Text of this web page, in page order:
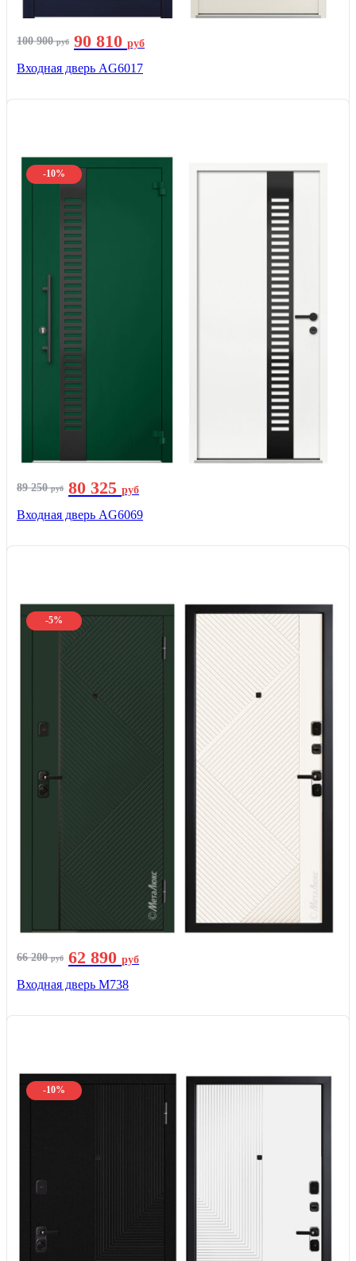
100 900руб 90 810 руб
Входная дверь AG6017
-10%
89 250руб 80 325 руб
Входная дверь AG6069
-5%
66 200руб 62 890 руб
Входная дверь М738
-10%